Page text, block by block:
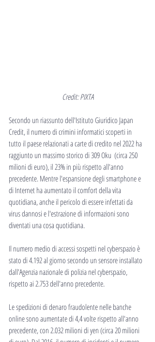
Credit: PIXTA
Secondo un riassunto dell'Istituto Giuridico Japan
Credit, il numero di crimini informatici scoperti in
tutto il paese relazionati a carte di credito nel 2022 ha
raggiunto un massimo storico di 309 Oku  (circa 250
milioni di euro), il 23% in più rispetto all'anno
precedente. Mentre l'espansione degli smartphone e
di Internet ha aumentato il comfort della vita
quotidiana, anche il pericolo di essere infettati da
virus dannosi e l'estrazione di informazioni sono
diventati una cosa quotidiana.
Il numero medio di accessi sospetti nel cyberspazio è
stato di 4.192 al giorno secondo un sensore installato
dall'Agenzia nazionale di polizia nel cyberspazio,
rispetto ai 2.753 dell'anno precedente.
Le spedizioni di denaro fraudolente nelle banche
online sono aumentate di 4,4 volte rispetto all'anno
precedente, con 2.032 milioni di yen (circa 20 milioni